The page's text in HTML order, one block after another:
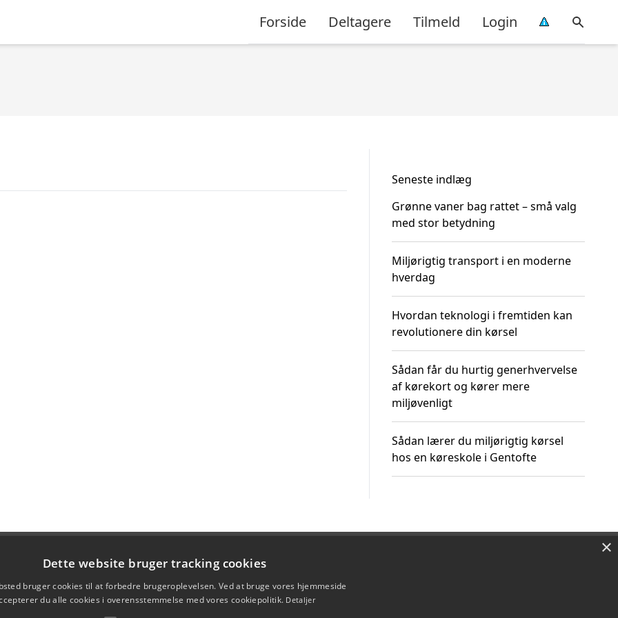
Forside Deltagere Tilmeld Login
Seneste indlæg
Grønne vaner bag rattet – små valg
med stor betydning
Miljørigtig transport i en moderne
hverdag
Hvordan teknologi i fremtiden kan
revolutionere din kørsel
Sådan får du hurtig generhvervelse
af kørekort og kører mere
miljøvenligt
Sådan lærer du miljørigtig kørsel
hos en køreskole i Gentofte
×
Dette website bruger tracking cookies
bruger cookies til at forbedre brugeroplevelsen. Ved at bruge vores hjemmeside
du alle cookies i overensstemmelse med vores cookiepolitik. Detaljer